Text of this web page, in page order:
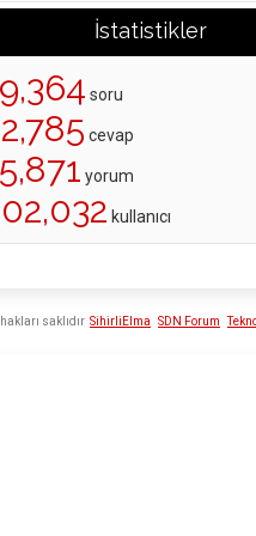
İstatistikler
soru
cevap
yorum
kullanıcı
SihirliElma SDN Forum
saklıdır